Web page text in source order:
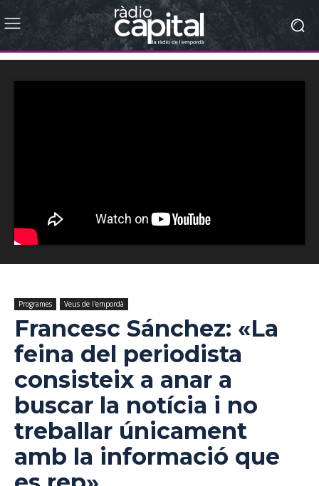
Programes Veus de l'empordà
Francesc Sánchez: «La
feina del periodista
consisteix a anar a
buscar la notícia i no
treballar únicament
amb la informació que